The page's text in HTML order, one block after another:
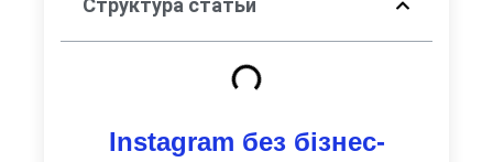
Структура статьи
Instagram без бізнес-